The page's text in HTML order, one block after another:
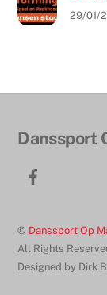
29/01/
Danssport
© Danssport Op
All Rights
Designed by Dirk